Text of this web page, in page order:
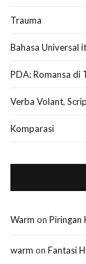
Trauma
Bahasa Universal
PDA: Romansa di
Verba Volant,
Komparasi
Warm on Piringan
warm on Fantasi